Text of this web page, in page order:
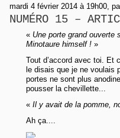
mardi 4 février 2014 à 19h00,
NUMÉRO 15 –
« Une porte grand ouverte
Minotaure himself ! »
Tout d’accord avec toi. Et
le disais que je ne voulais
portes ne sont plus
pousser la chevillette...
« Il y avait de la pomme,
Ah ça....